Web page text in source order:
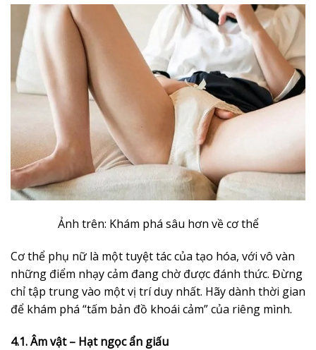
Ảnh trên: Khám phá sâu hơn về cơ thể
Cơ thể phụ nữ là một tuyệt tác của tạo hóa, với vô vàn
những điểm nhạy cảm đang chờ được đánh thức. Đừng
chỉ tập trung vào một vị trí duy nhất. Hãy dành thời gian
để khám phá “tấm bản đồ khoái cảm” của riêng mình.
4.1. Âm vật – Hạt ngọc ẩn giấu